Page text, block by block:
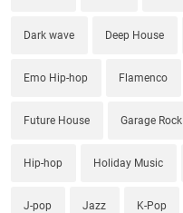
Dark wave Deep House
Emo Hip-hop Flamenco
Future House Garage Rock
Hip-hop Holiday Music
J-pop Jazz K-Pop